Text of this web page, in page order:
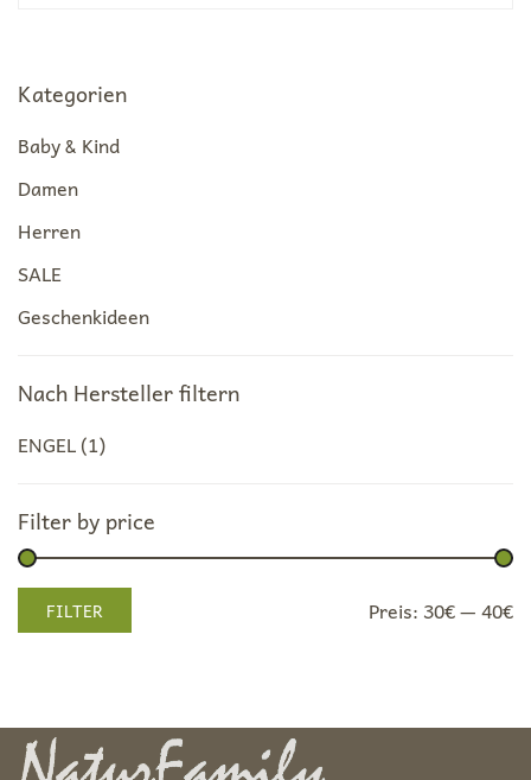
Kategorien
Baby & Kind
Damen
Herren
SALE
Geschenkideen
Nach Hersteller filtern
ENGEL(1)
Filter by price
Min.
Max.FILTER Preis: 30€—40€